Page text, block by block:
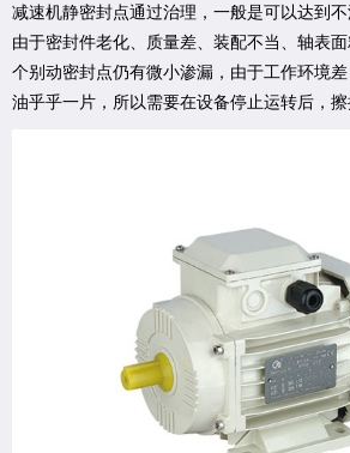
减速机静密封点通过治理，一般是可以达到
由于密封件老化、质量差、装配不当、轴表
个别动密封点仍有微小渗漏，由于工作环境
油乎乎一片，所以需要在设备停止运转后，擦